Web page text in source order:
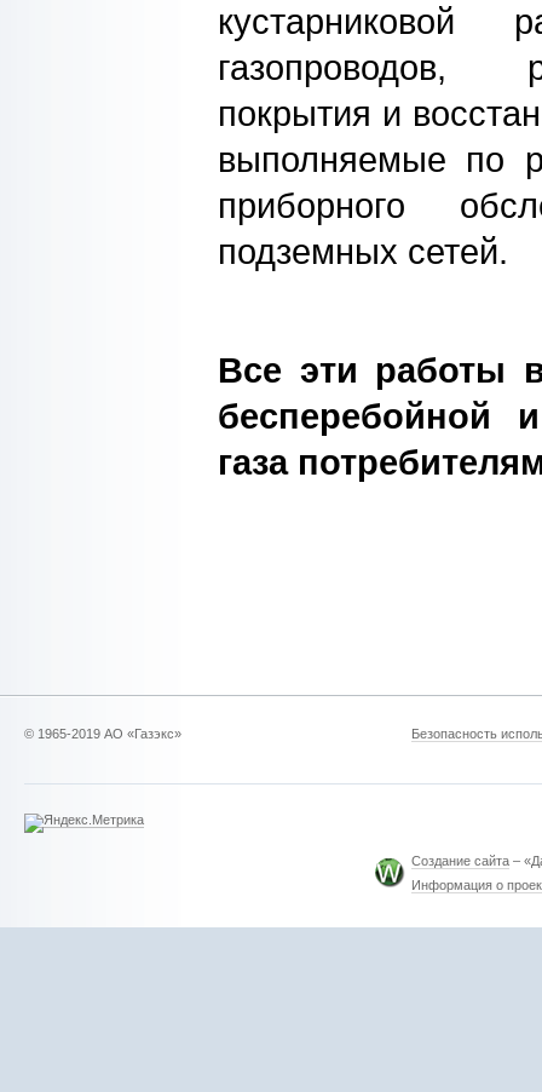
кустарниковой
газопроводов,
покрытия и
выполняемые по
приборного
подземных сетей.
Все эти работы
бесперебойной
газа
© 1965-2019 АО «Газэкс» Безопасность
Создание сайта –
Информация о